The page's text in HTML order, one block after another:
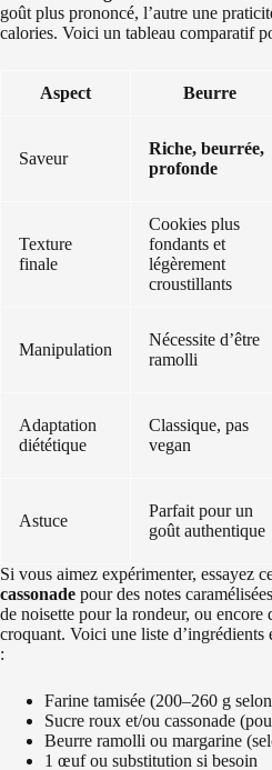
goût plus prononcé, l’autre une
calories. Voici un tableau comparatif
Aspect Beurre
Saveur
Riche, beurrée,
profonde
Texture
finale
Cookies plus
fondants et
légèrement
croustillants
Manipulation
Nécessite d’être
ramolli
Adaptation
diététique
Classique, pas
vegan
Astuce
Parfait pour un
goût authentique
Si vous aimez expérimenter, essayez
cassonade pour des notes
de noisette pour la rondeur, ou encore
croquant. Voici une liste d’ingrédients
:
Farine tamisée (200–260 g
Sucre roux et/ou cassonade
Beurre ramolli ou margarine
1 œuf ou substitution si besoin